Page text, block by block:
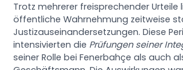
Trotz mehrerer freisprechender Urteile
öffentliche Wahrnehmung zeitweise
Justizauseinandersetzungen. Diese
intensivierten die Prüfungen seiner
seiner Rolle bei Fenerbahçe als auch